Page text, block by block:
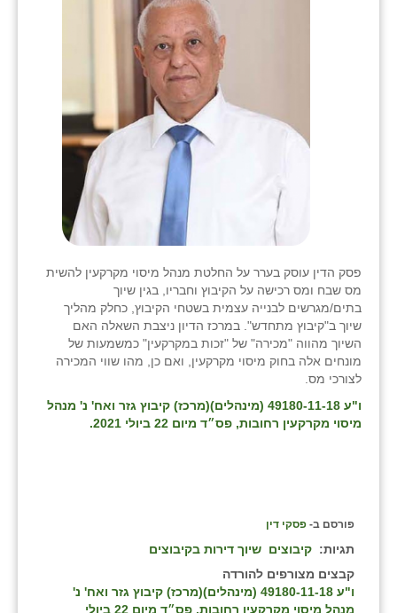
פסק הדין עוסק בערר על החלטת מנהל מיסוי מקרקעין להשית
מס שבח ומס רכישה על הקיבוץ וחבריו, בגין שיוך
בתים/מגרשים לבנייה עצמית בשטחי הקיבוץ, כחלק מהליך
שיוך ב"קיבוץ מתחדש". במרכז הדיון ניצבת השאלה האם
השיוך מהווה "מכירה" של "זכות במקרקעין" כמשמעות של
מונחים אלה בחוק מיסוי מקרקעין, ואם כן, מהו שווי המכירה
לצורכי מס.
ו"ע 49180-11-18 (מינהלים)(מרכז) קיבוץ גזר ואח' נ' מנהל
מיסוי מקרקעין רחובות, פס״ד מיום 22 ביולי 2021.
פורסם ב- פסקי דין
תגיות: קיבוצים שיוך דירות בקיבוצים
קבצים מצורפים להורדה
ו"ע 49180-11-18 (מינהלים)(מרכז) קיבוץ גזר ואח' נ'
מנהל מיסוי מקרקעין רחובות, פס״ד מיום 22 ביולי
גני יהודה
גנות
ורד יריחו
דקל
זוהר
חמרה
חרב לאת
יבול (מורג)